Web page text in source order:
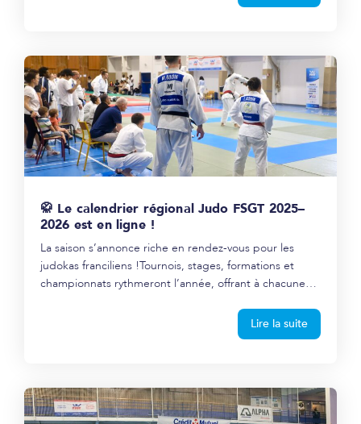
🥋 Le calendrier régional Judo FSGT 2025–
2026 est en ligne !
La saison s’annonce riche en rendez-vous pour les
judokas franciliens !Tournois, stages, formations et
championnats rythmeront l’année, offrant à chacune…
Lire la suite